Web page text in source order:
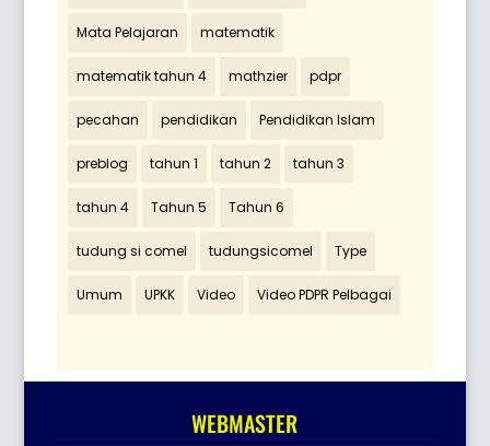
Mata Pelajaran matematik
matematik tahun 4 mathzier pdpr
pecahan pendidikan Pendidikan Islam
preblog tahun 1 tahun 2 tahun 3
tahun 4 Tahun 5 Tahun 6
tudung si comel tudungsicomel Type
Umum UPKK Video Video PDPR Pelbagai
WEBMASTER